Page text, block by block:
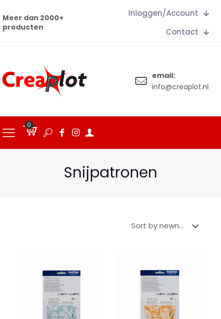
Meer dan 2000+
producten
Inloggen/Account
Contact
email:
info@creaplot.nl
0
Snijpatronen